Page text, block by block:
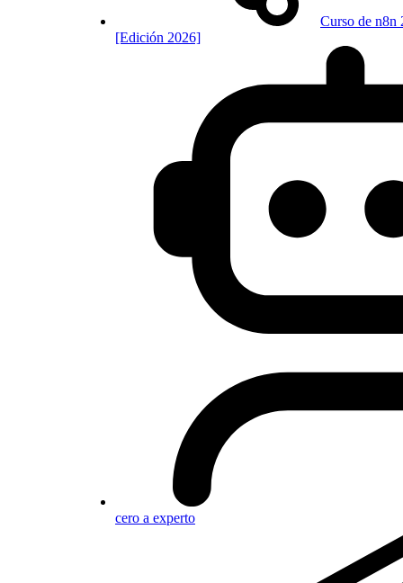
Curso de n8n
[Edición 2026]
cero a experto